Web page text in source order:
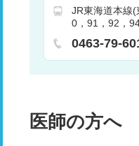
JR東海道本線
0，91，92，
0463-79-
医師の方へ